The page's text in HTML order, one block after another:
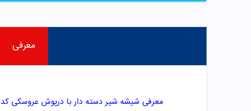
معرفی
معرفی شیشه شیر دسته دار با درپوش عروسکی کد 476 بی بی لند